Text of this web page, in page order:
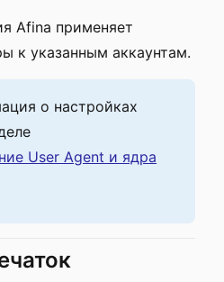
Afina применяет
к указанным аккаунтам.
о настройках
User Agent и ядра